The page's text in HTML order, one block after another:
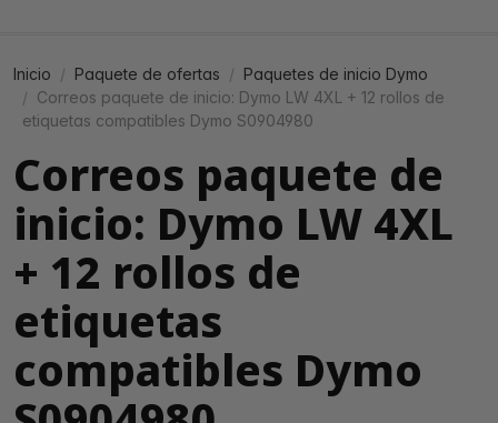
Inicio Paquete de ofertas
Paquetes de inicio Dymo
Correos paquete de inicio: Dymo LW 4XL + 12 rollos de
etiquetas compatibles Dymo S0904980
Correos paquete de
inicio: Dymo LW 4XL
+ 12 rollos de
etiquetas
compatibles Dymo